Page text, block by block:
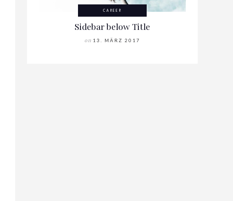
CAREER
Sidebar below Title
on 13. MÄRZ 2017